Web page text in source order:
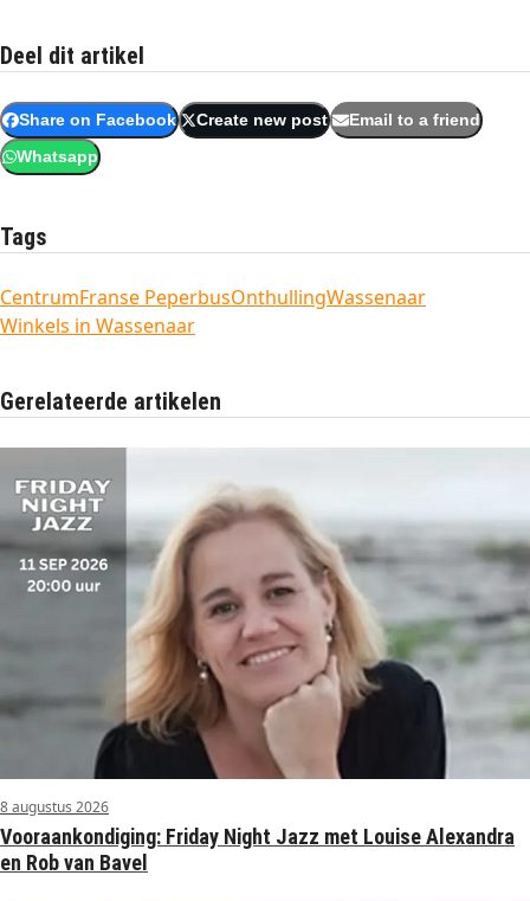
Deel dit artikel
Share on Facebook Create new post Email to a friend
Whatsapp
Tags
CentrumFranse PeperbusOnthullingWassenaar
Winkels in Wassenaar
Gerelateerde artikelen
8 augustus 2026
Vooraankondiging: Friday Night Jazz met Louise Alexandra
en Rob van Bavel